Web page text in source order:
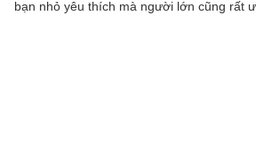
bạn nhỏ yêu thích mà người lớn cũng rất